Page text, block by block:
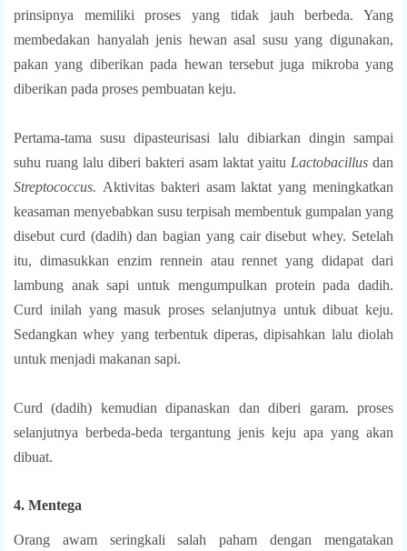
prinsipnya memiliki proses yang tidak jauh berbeda. Yang
membedakan hanyalah jenis hewan asal susu yang digunakan,
pakan yang diberikan pada hewan tersebut juga mikroba yang
diberikan pada proses pembuatan keju.
Pertama-tama susu dipasteurisasi lalu dibiarkan dingin sampai
suhu ruang lalu diberi bakteri asam laktat yaitu Lactobacillus dan
Streptococcus. Aktivitas bakteri asam laktat yang meningkatkan
keasaman menyebabkan susu terpisah membentuk gumpalan yang
disebut curd (dadih) dan bagian yang cair disebut whey. Setelah
itu, dimasukkan enzim rennein atau rennet yang didapat dari
lambung anak sapi untuk mengumpulkan protein pada dadih.
Curd inilah yang masuk proses selanjutnya untuk dibuat keju.
Sedangkan whey yang terbentuk diperas, dipisahkan lalu diolah
untuk menjadi makanan sapi.
Curd (dadih) kemudian dipanaskan dan diberi garam. proses
selanjutnya berbeda-beda tergantung jenis keju apa yang akan
dibuat.
4. Mentega
Orang awam seringkali salah paham dengan mengatakan